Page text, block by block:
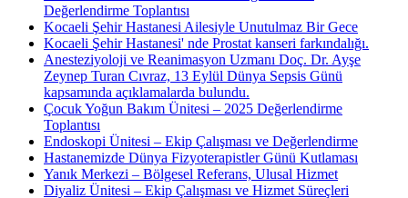
Değerlendirme Toplantısı
Kocaeli Şehir Hastanesi Ailesiyle Unutulmaz Bir Gece
Kocaeli Şehir Hastanesi' nde Prostat kanseri farkındalığı.
Anesteziyoloji ve Reanimasyon Uzmanı Doç. Dr. Ayşe
Zeynep Turan Cıvraz, 13 Eylül Dünya Sepsis Günü
kapsamında açıklamalarda bulundu.
Çocuk Yoğun Bakım Ünitesi – 2025 Değerlendirme
Toplantısı
Endoskopi Ünitesi – Ekip Çalışması ve Değerlendirme
Hastanemizde Dünya Fizyoterapistler Günü Kutlaması
Yanık Merkezi – Bölgesel Referans, Ulusal Hizmet
Diyaliz Ünitesi – Ekip Çalışması ve Hizmet Süreçleri